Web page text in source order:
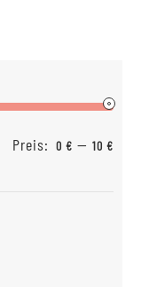
Preis: 0 € — 10 €